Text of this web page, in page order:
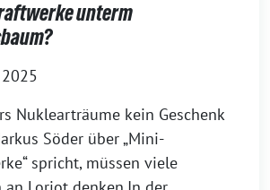
unterm
Nuklearträume kein Geschenk
Söder über „Mini-
spricht, müssen viele